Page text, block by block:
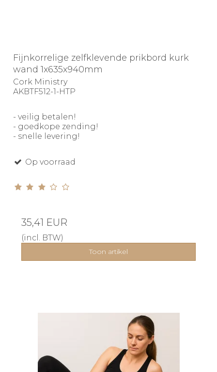
Fijnkorrelige zelfklevende prikbord kurk
wand 1x635x940mm
Cork Ministry
AKBTF512-1-HTP
- veilig betalen!
- goedkope zending!
- snelle levering!
Op voorraad
35,41 EUR
(incl. BTW)
Toon artikel